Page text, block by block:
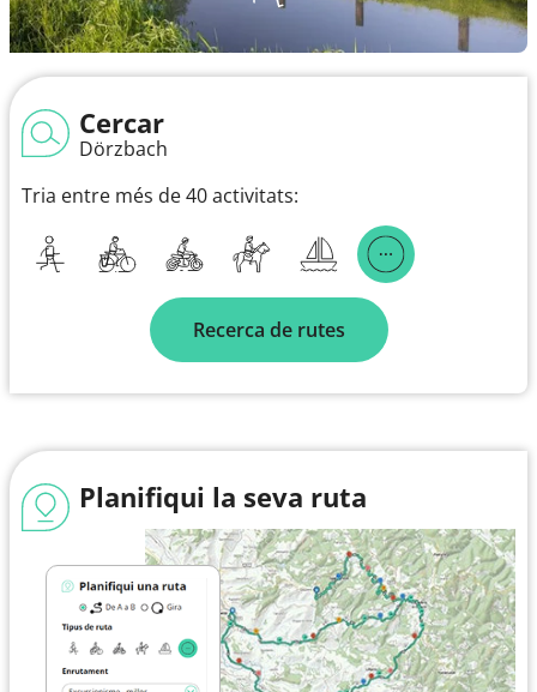
Cercar
Dörzbach
Tria entre més de 40 activitats:
Recerca de rutes
Planifiqui la seva ruta